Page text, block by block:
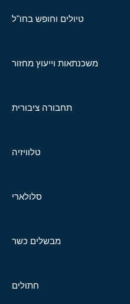
טיולים וחופש בחו"ל
משכנתאות וייעוץ מחזור
תחבורה ציבורית
טלוויזיה
סלולארי
מבשלים כשר
חתולים